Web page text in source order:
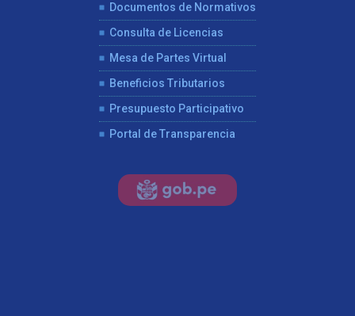
Documentos de Normativos
Consulta de Licencias
Mesa de Partes Virtual
Beneficios Tributarios
Presupuesto Participativo
Portal de Transparencia